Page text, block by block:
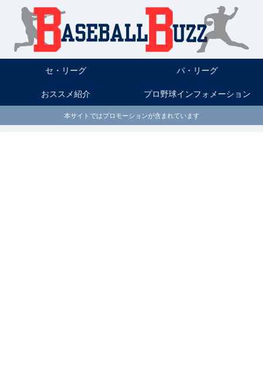
セ・リーグ パ・リーグ
おススメ紹介 プロ野球インフォメーション
本サイトではプロモーションが含まれています